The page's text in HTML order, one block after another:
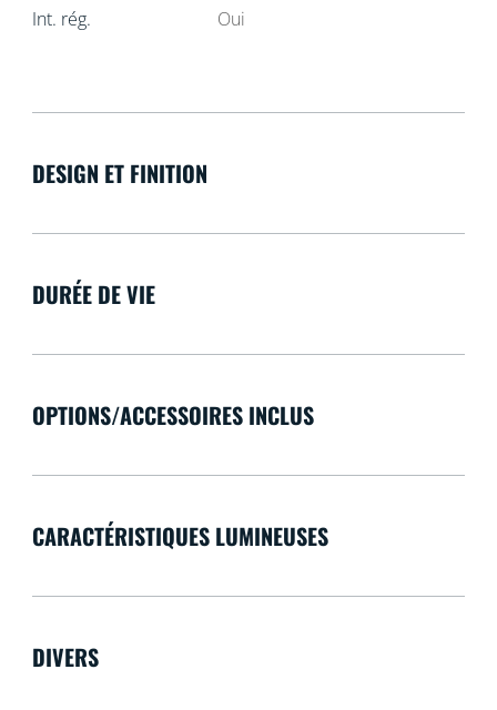
Int. rég. Oui
DESIGN ET FINITION
DURÉE DE VIE
OPTIONS/ACCESSOIRES INCLUS
CARACTÉRISTIQUES LUMINEUSES
DIVERS